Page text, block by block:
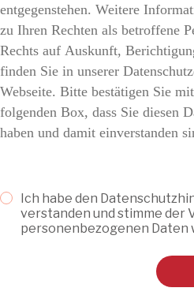
entgegenstehen. Weitere
zu Ihren Rechten als betroffene
Rechts auf Auskunft,
finden Sie in unserer
Webseite. Bitte bestätigen Sie
folgenden Box, dass Sie diesen
haben und damit einverstanden
Ich habe den
verstanden und stimme der
personenbezogenen Daten